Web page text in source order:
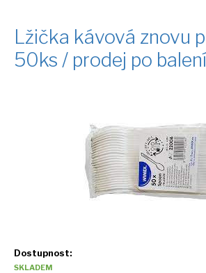
Lžička kávová znovu
50ks / prodej po balení
Dostupnost:
SKLADEM